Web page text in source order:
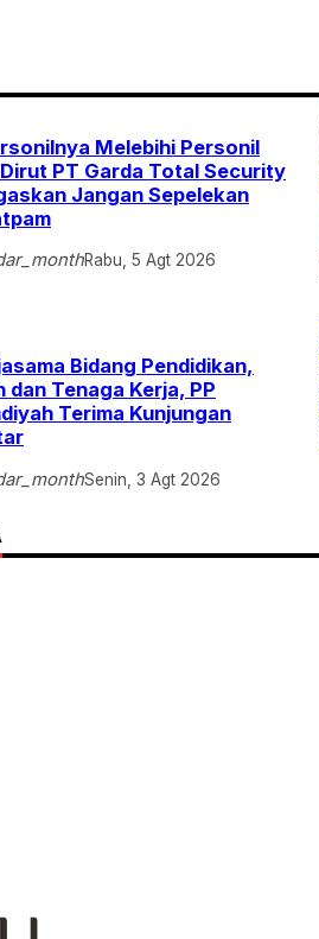
Melebihi Personil
PT Garda Total Security
Jangan Sepelekan
Rabu, 5 Agt 2026
Bidang Pendidikan,
dan Tenaga Kerja, PP
Terima Kunjungan
Senin, 3 Agt 2026